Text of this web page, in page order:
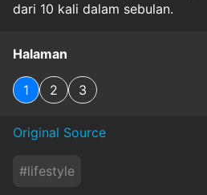
dari 10 kali dalam sebulan.
Halaman
1 2 3
Original Source
#lifestyle